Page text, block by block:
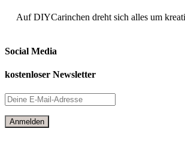
Auf DIYCarinchen dreht sich alles um
Social Media
kostenloser Newsletter